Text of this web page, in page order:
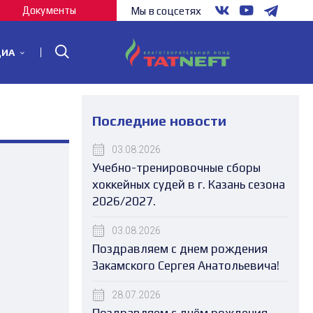
Документы Мы в соцсетях
Последние новости
03.08.2026
Учебно-тренировочные сборы
хоккейных судей в г. Казань сезона
2026/2027.
03.08.2026
Поздравляем с днем рождения
Закамского Сергея Анатольевича!
28.07.2026